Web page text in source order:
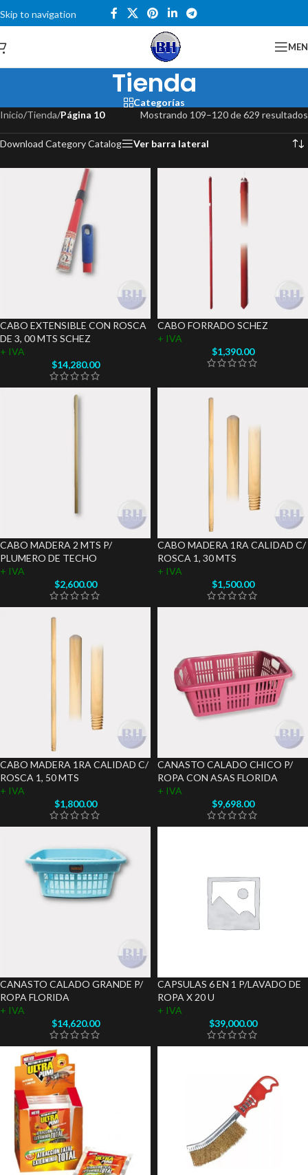
Skip to navigation
Skip to main content
Tienda
Categorías
Inicio/Tienda/Página 10 Mostrando 109–120 de 629 resultados
Download Category Catalog Ver barra lateral
CABO EXTENSIBLE CON ROSCA
DE 3, 00 MTS SCHEZ
+ IVA
$14,280.00
CABO FORRADO SCHEZ
+ IVA
$1,390.00
CABO MADERA 2 MTS P/
PLUMERO DE TECHO
+ IVA
$2,600.00
CABO MADERA 1RA CALIDAD C/
ROSCA 1, 30 MTS
+ IVA
$1,500.00
CABO MADERA 1RA CALIDAD C/
ROSCA 1, 50 MTS
+ IVA
$1,800.00
CANASTO CALADO CHICO P/
ROPA CON ASAS FLORIDA
+ IVA
$9,698.00
CANASTO CALADO GRANDE P/
ROPA FLORIDA
+ IVA
$14,620.00
CAPSULAS 6 EN 1 P/LAVADO DE
ROPA X 20 U
+ IVA
$39,000.00